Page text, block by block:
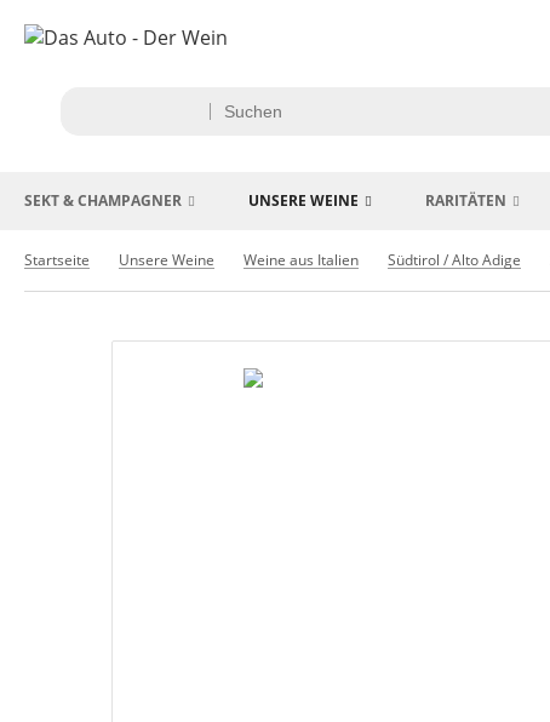
SEKT & CHAMPAGNER UNSERE WEINE RARITÄTEN
Startseite Unsere Weine Weine aus Italien Südtirol / Alto Adige